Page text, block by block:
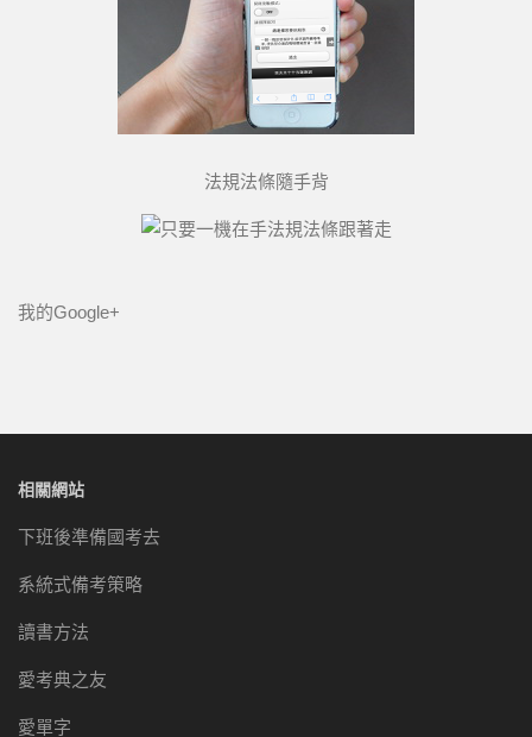
法規法條隨手背
我的Google+
相關網站
下班後準備國考去
系統式備考策略
讀書方法
愛考典之友
愛單字